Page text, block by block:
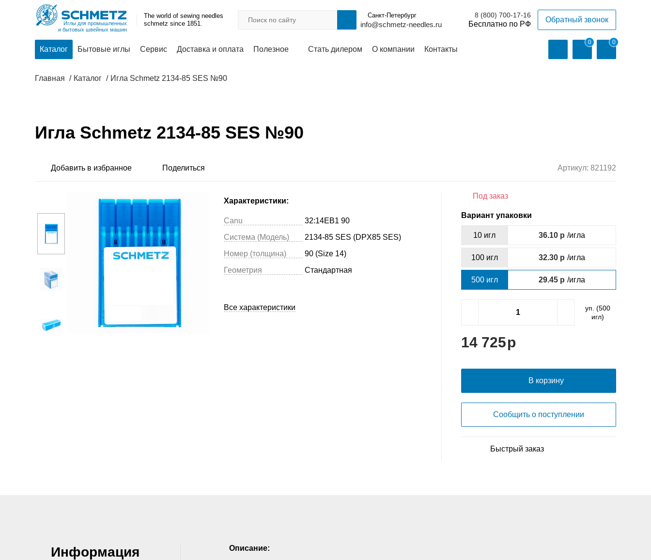
Иглы для промышленных
и бытовых швейных машин
The world of sewing needles
schmetz since 1851.
Санкт-Петербург
info@schmetz-needles.ru
8 (800) 700-17-16
Обратный звонок
Каталог Бытовые иглы Сервис Доставка и оплата Полезное Стать дилером О компании Контакты
0 0
Главная Каталог Игла Schmetz 2134-85 SES №90
Игла Schmetz 2134-85 SES №90
Артикул: 821192
Характеристики:
Canu
32:14EB1 90
Система (Модель)
2134-85 SES (DPX85 SES)
Номер (толщина)
90 (Size 14)
Геометрия
Стандартная
Все характеристики
Под заказ
Вариант упаковки
10 игл 36.10 /игла
100 игл 32.30 /игла
500 игл 29.45 /игла
уп. (500
игл)
14 725
В корзину
Сообщить о поступлении
Быстрый заказ
Информация Описание: